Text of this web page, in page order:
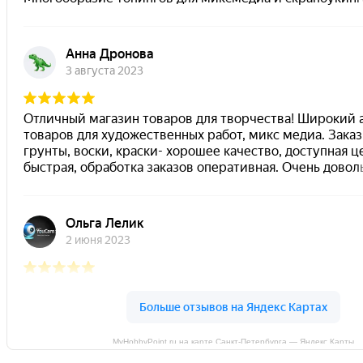
MyHobbyPoint.ru на карте Санкт‑Петербурга — Яндекс Карты